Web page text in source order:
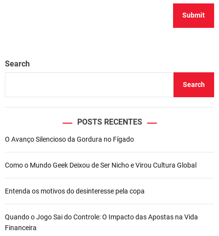
Search
Search
POSTS RECENTES
O Avanço Silencioso da Gordura no Fígado
Como o Mundo Geek Deixou de Ser Nicho e Virou Cultura Global
Entenda os motivos do desinteresse pela copa
Quando o Jogo Sai do Controle: O Impacto das Apostas na Vida
Financeira